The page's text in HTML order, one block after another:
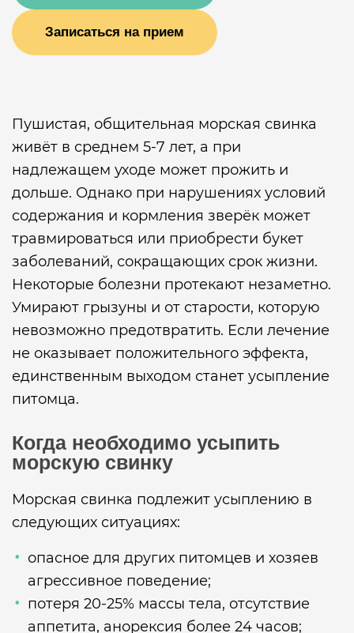
Записаться на прием
Пушистая, общительная морская свинка
живёт в среднем 5-7 лет, а при
надлежащем уходе может прожить и
дольше. Однако при нарушениях условий
содержания и кормления зверёк может
травмироваться или приобрести букет
заболеваний, сокращающих срок жизни.
Некоторые болезни протекают незаметно.
Умирают грызуны и от старости, которую
невозможно предотвратить. Если лечение
не оказывает положительного эффекта,
единственным выходом станет усыпление
питомца.
Когда необходимо усыпить
морскую свинку
Морская свинка подлежит усыплению в
следующих ситуациях:
опасное для других питомцев и хозяев
агрессивное поведение;
потеря 20-25% массы тела, отсутствие
аппетита, анорексия более 24 часов;